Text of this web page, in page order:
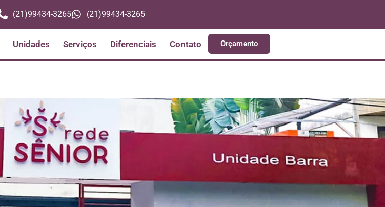
(21)99434-3265 (21)99434-3265
Unidades Serviços Diferenciais Contato Orçamento